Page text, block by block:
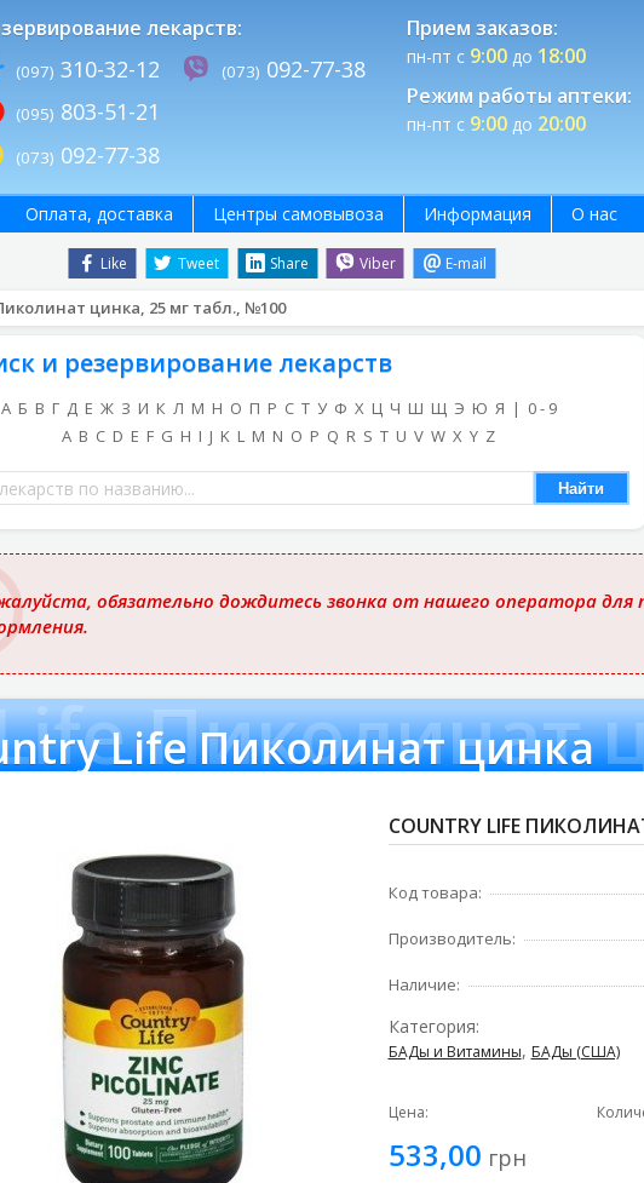
лекарств:
(097) 310-32-12
(095) 803-51-21
(073) 092-77-38
(073) 092-77-38
Прием заказов:
пн-пт с 9:00до 18:00
Режим работы аптеки:
пн-пт с 9:00до 20:00
Like Tweet Share Viber E-mail
Оплата, доставка Центры самовывоза Информация О нас
цинка, 25 мг табл., №100
и резервирование лекарств
А Б В Г Д Е Ж З И К Л М Н О П Р С Т У Ф Х Ц Ч Ш Щ Э Ю Я | 0 - 9
A B C D E F G H I J K L M N O P Q R S T U V W X Y Z
Найти
обязательно дождитесь звонка от нашего оператора для
Пиколинат
Life Пиколинат цинка
COUNTRY LIFE
Код товара:
Производитель:
Наличие:
Категория:
БАДы и Витамины, БАДы (США)
Цена:
533,00 грн